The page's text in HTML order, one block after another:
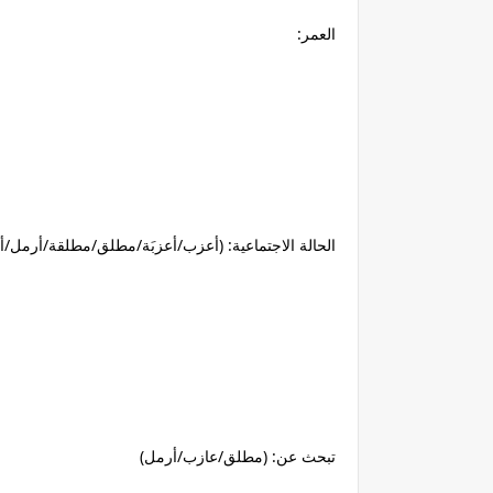
العمر:
الحالة الاجتماعية: (أعزب/أعزبَة/مطلق/مطلقة/أرمل/
تبحث عن: (مطلق/عازب/أرمل)